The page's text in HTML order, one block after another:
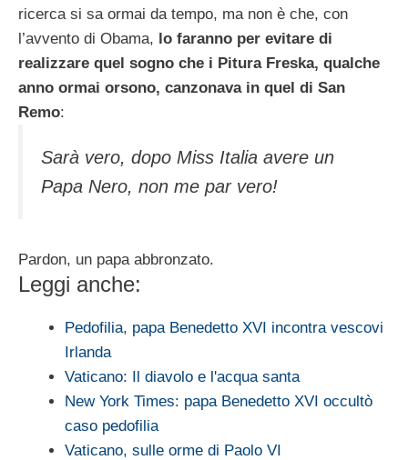
ricerca si sa ormai da tempo, ma non è che, con
l’avvento di Obama, lo faranno per evitare di
realizzare quel sogno che i Pitura Freska, qualche
anno ormai orsono, canzonava in quel di San
Remo:
Sarà vero, dopo Miss Italia avere un
Papa Nero, non me par vero!
Pardon, un papa abbronzato.
Leggi anche:
Pedofilia, papa Benedetto XVI incontra vescovi
Irlanda
Vaticano: Il diavolo e l'acqua santa
New York Times: papa Benedetto XVI occultò
caso pedofilia
Vaticano, sulle orme di Paolo VI